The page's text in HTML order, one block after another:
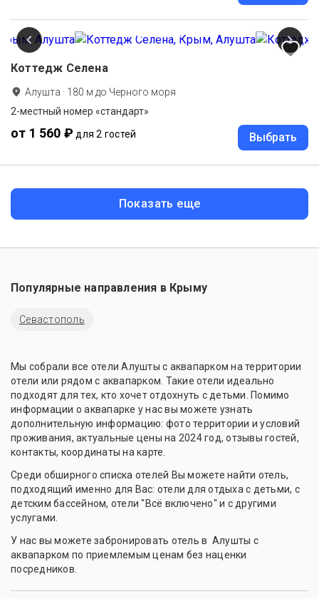
Коттедж Селена
Алушта · 180 м до Черного моря
2-местный номер «стандарт»
от 1 560 ₽ для 2 гостей Выбрать
Показать еще
Популярные направления в Крыму
Севастополь
Мы собрали все отели Алушты с аквапарком на территории
отели или рядом с аквапарком. Такие отели идеально
подходят для тех, кто хочет отдохнуть с детьми. Помимо
информации о аквапарке у нас вы можете узнать
дополнительную информацию: фото территории и условий
проживания, актуальные цены на 2024 год, отзывы гостей,
контакты, координаты на карте.
Среди обширного списка отелей Вы можете найти отель,
подходящий именно для Вас: отели для отдыха с детьми, с
детским бассейном, отели "Всё включено" и с другими
услугами.
У нас вы можете забронировать отель в Алушты с
аквапарком по приемлемым ценам без наценки
посредников.